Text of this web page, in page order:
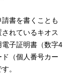
書を書くことも
れているキオス
子証明書（数字4
（個人番号カー
。